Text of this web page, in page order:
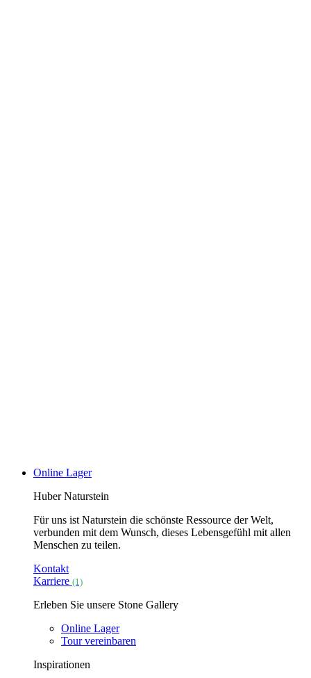
Online Lager
Huber Naturstein
Für uns ist Naturstein die schönste Ressource der Welt,
verbunden mit dem Wunsch, dieses Lebensgefühl mit allen
Menschen zu teilen.
Kontakt
Karriere (1)
Erleben Sie unsere Stone Gallery
Online Lager
Tour vereinbaren
Inspirationen